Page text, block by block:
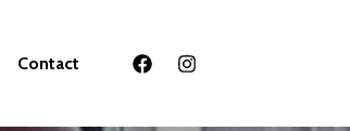
Contact